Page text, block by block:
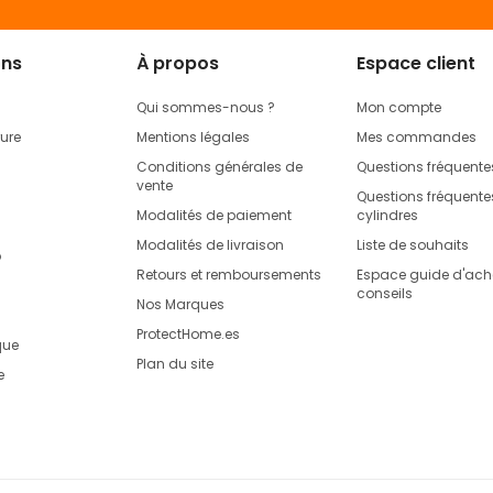
de la moto comme la roue arrière ou le cadre
comme un poteau ou un anneau de stationnement
du côté intérieur de la roue
dissuader les voleurs
soit
difficile d’accès
manipulation du voleur et l’empêchera d’agir avec ses outils.
À propos
Qui sommes-nous ?
Mentions légales
Conditions générales de
vente
Modalités de paiement
Modalités de livraison
Retours et remboursements
Nos Marques
ProtectHome.es
Plan du site
Espace client
Mon compte
Mes commandes
Questions
Questions
cylindres
Liste de souhaits
Espace guide
conseils